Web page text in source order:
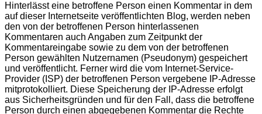
Hinterlässt eine betroffene Person einen Kommentar in dem
auf dieser Internetseite veröffentlichten Blog, werden neben
den von der betroffenen Person hinterlassenen
Kommentaren auch Angaben zum Zeitpunkt der
Kommentareingabe sowie zu dem von der betroffenen
Person gewählten Nutzernamen (Pseudonym) gespeichert
und veröffentlicht. Ferner wird die vom Internet-Service-
Provider (ISP) der betroffenen Person vergebene IP-Adresse
mitprotokolliert. Diese Speicherung der IP-Adresse erfolgt
aus Sicherheitsgründen und für den Fall, dass die betroffene
Person durch einen abgegebenen Kommentar die Rechte